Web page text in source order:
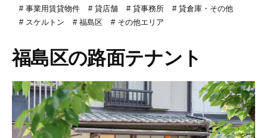
事業用賃貸物件
貸店舗 貸事務所
貸倉庫・その他
スケルトン
福島区 その他エリア
福島区の路面テナント